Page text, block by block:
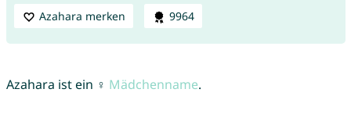
Azahara merken 9964
Azahara ist ein ♀ Mädchenname.